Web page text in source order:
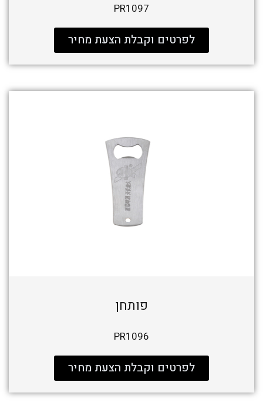
PR1097
לפרטים וקבלת הצעת מחיר
פותחן
PR1096
לפרטים וקבלת הצעת מחיר